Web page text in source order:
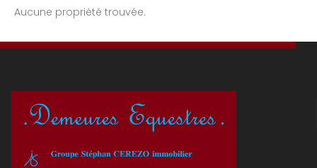
Aucune propriété trouvée.